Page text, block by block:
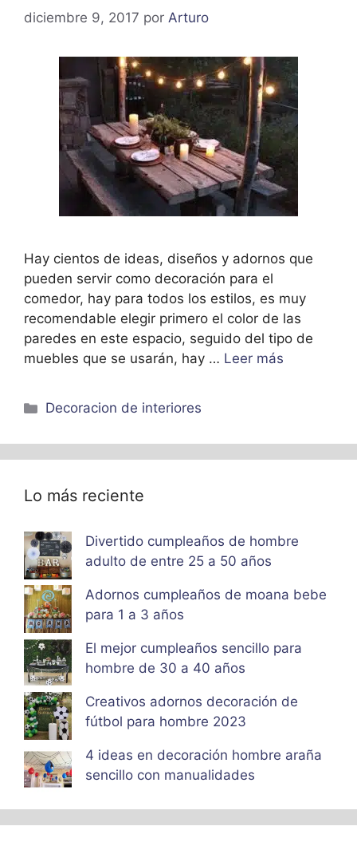
diciembre 9, 2017 por Arturo
Hay cientos de ideas, diseños y adornos que
pueden servir como decoración para el
comedor, hay para todos los estilos, es muy
recomendable elegir primero el color de las
paredes en este espacio, seguido del tipo de
muebles que se usarán, hay … Leer más
Categorías
Decoracion de interiores
Lo más reciente
Divertido cumpleaños de hombre
adulto de entre 25 a 50 años
Adornos cumpleaños de moana bebe
para 1 a 3 años
El mejor cumpleaños sencillo para
hombre de 30 a 40 años
Creativos adornos decoración de
fútbol para hombre 2023
4 ideas en decoración hombre araña
sencillo con manualidades